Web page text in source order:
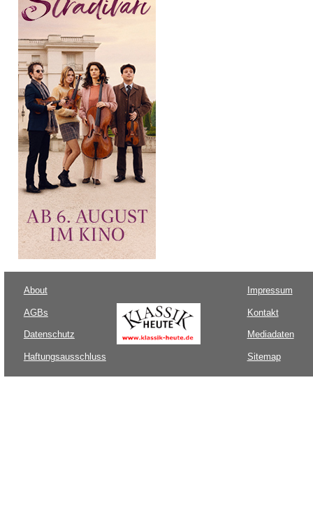
About
AGBs
Datenschutz
Haftungsausschluss
Impressum
Kontakt
Mediadaten
Sitemap